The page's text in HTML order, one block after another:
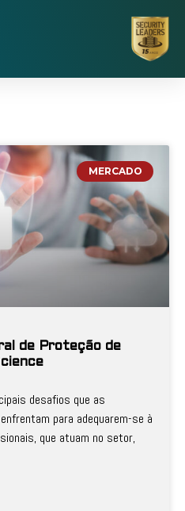
MERCADO
de Proteção de
desafios que as
para adequarem-se à
que atuam no setor,